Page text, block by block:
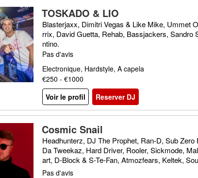
TOSKADO & LIO
Blasterjaxx, Dimitri Vegas & Like Mike, Ummet
rrix, David Guetta, Rehab, Bassjackers, Sandro
ntino.
Pas d'avis
Electronique, Hardstyle, A capela
€250 - €1000
Voir le profil
Reserver DJ
Cosmic Snail
Headhunterz, DJ The Prophet, Ran-D, Sub Zero
Da Tweekaz, Hard Driver, Rooler, Sickmode,
art, D-Block & S-Te-Fan, Atmozfears, Keltek,
Mark With A K, Dirty Workz, Scantraxx, Art Of
Pas d'avis